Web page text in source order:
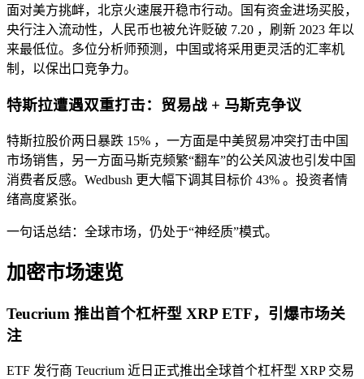
面对美方挑衅，北京火速展开稳市行动。国有资金进场买股，
央行注入流动性，人民币也被允许贬破 7.20 ，刷新 2023 年以
来最低位。多位分析师预测，中国或将采用更灵活的汇率机
制，以保出口竞争力。
特斯拉遭遇双重打击：贸易战 + 马斯克争议
特斯拉股价两日暴跌 15% ，一方面是中美贸易冲突打击中国
市场销售，另一方面马斯克频繁“翻车”的公关风波也引发中国
消费者反感。Wedbush 更大幅下调其目标价 43% 。投资者情
绪高度紧张。
一句话总结：全球市场，仍处于“神经质”模式。
加密市场速览
Teucrium 推出首个杠杆型 XRP ETF，引爆市场关
注
ETF 发行商 Teucrium 近日正式推出全球首个杠杆型 XRP 交易